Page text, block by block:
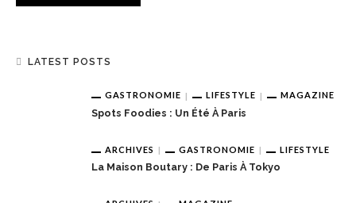
LATEST POSTS
GASTRONOMIE LIFESTYLE MAGAZINE
Spots Foodies : Un Été À Paris
ARCHIVES GASTRONOMIE LIFESTYLE
La Maison Boutary : De Paris À Tokyo